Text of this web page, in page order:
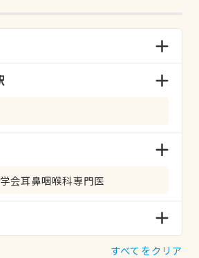
会耳鼻咽喉科専門医
すべてをクリア